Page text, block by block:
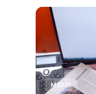
MEDİA